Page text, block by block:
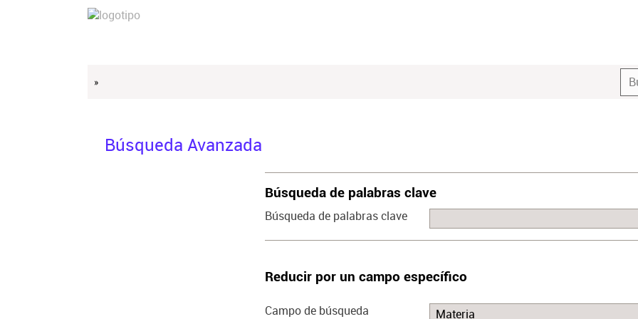
»
Búsqueda Avanzada
Búsqueda de palabras clave
Búsqueda de palabras clave
Reducir por un campo específico
Campo de búsqueda